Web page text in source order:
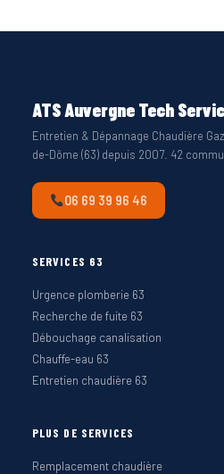
ATS Auvergne Tech
Entretien & Dépannage Chaudière
de-Dôme (63) depuis 2007. 42
06 69 39 96 46
SERVICES 63
Urgence plomberie 63
Recherche de fuite 63
Débouchage canalisation
Chauffe-eau 63
Entretien chaudière 63
PLUS DE SERVICES
Remplacement chaudière